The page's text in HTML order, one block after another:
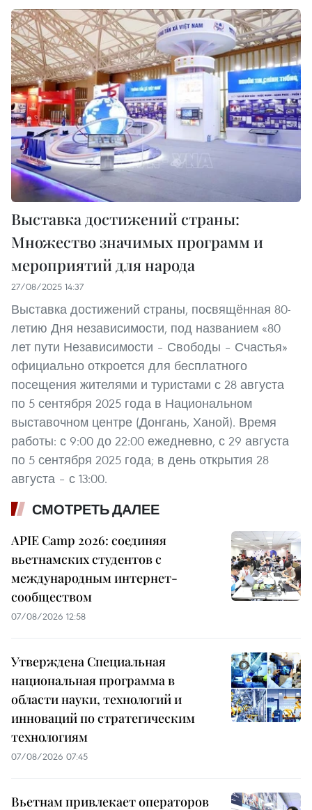
Выставка достижений страны:
Множество значимых программ и
мероприятий для народа
27/08/2025 14:37
Выставка достижений страны, посвящённая 80-
летию Дня независимости, под названием «80
лет пути Независимости – Свободы – Счастья»
официально откроется для бесплатного
посещения жителями и туристами с 28 августа
по 5 сентября 2025 года в Национальном
выставочном центре (Донгань, Ханой). Время
работы: с 9:00 до 22:00 ежедневно, с 29 августа
по 5 сентября 2025 года; в день открытия 28
августа – с 13:00.
СМОТРЕТЬ ДАЛЕЕ
APIE Camp 2026: соединяя
вьетнамских студентов с
международным интернет-
сообществом
07/08/2026 12:58
Утверждена Специальная
национальная программа в
области науки, технологий и
инноваций по стратегическим
технологиям
07/08/2026 07:45
Вьетнам привлекает операторов